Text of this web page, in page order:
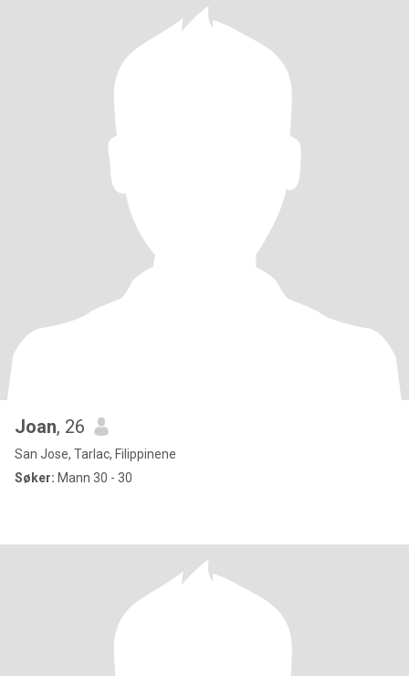
Joan, 26
San Jose, Tarlac, Filippinene
Søker: Mann 30 - 30